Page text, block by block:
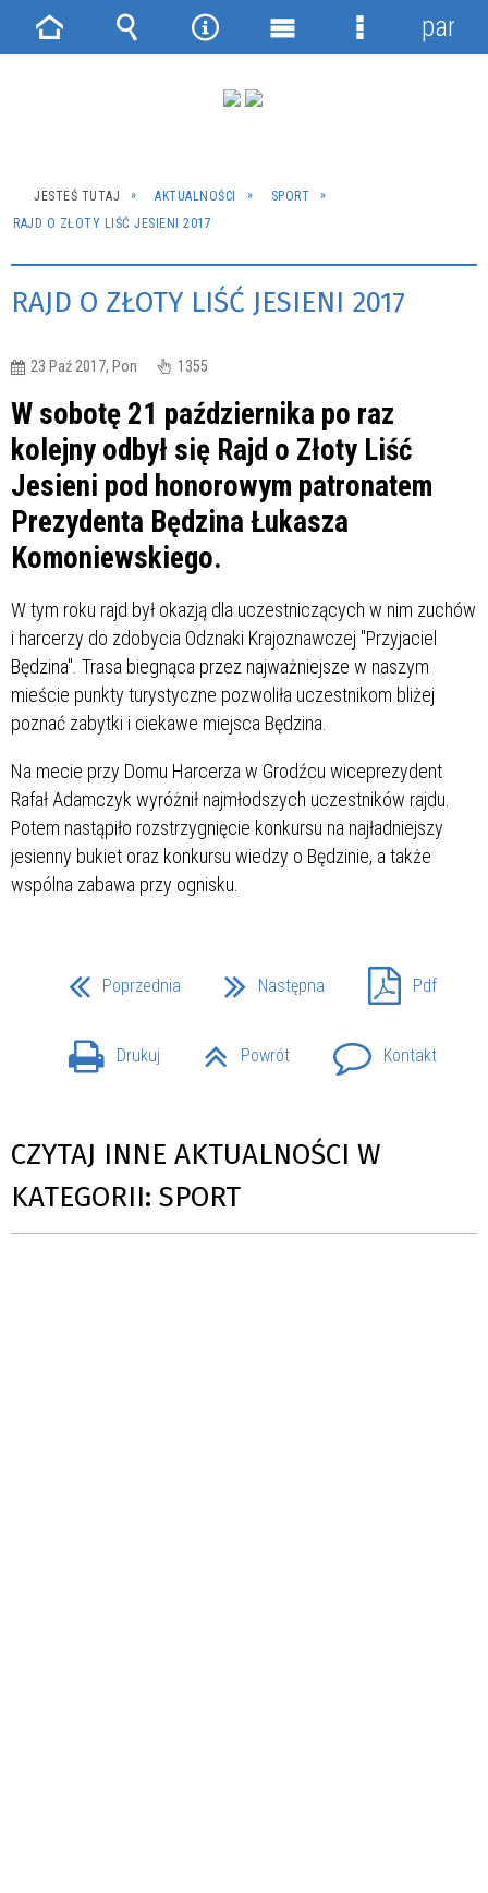
JESTEŚ TUTAJ AKTUALNOŚCI
SPORT
RAJD O ZŁOTY LIŚĆ JESIENI 2017
RAJD O ZŁOTY LIŚĆ JESIENI 2017
23 Paź 2017, Pon 1355
W sobotę 21 października po raz
kolejny odbył się Rajd o Złoty Liść
Jesieni pod honorowym patronatem
Prezydenta Będzina Łukasza
Komoniewskiego.
W tym roku rajd był okazją dla uczestniczących w nim zuchów
i harcerzy do zdobycia Odznaki Krajoznawczej "Przyjaciel
Będzina". Trasa biegnąca przez najważniejsze w naszym
mieście punkty turystyczne pozwoliła uczestnikom bliżej
poznać zabytki i ciekawe miejsca Będzina.
Na mecie przy Domu Harcerza w Grodźcu wiceprezydent
Rafał Adamczyk wyróżnił najmłodszych uczestników rajdu.
Potem nastąpiło rozstrzygnięcie konkursu na najładniejszy
jesienny bukiet oraz konkursu wiedzy o Będzinie, a także
wspólna zabawa przy ognisku.
Poprzednia Następna Pdf
Drukuj Powrót Kontakt
CZYTAJ INNE AKTUALNOŚCI W
KATEGORII: SPORT
Strona Wyszukiwarka
NarzędziaMenu
Menu
panel